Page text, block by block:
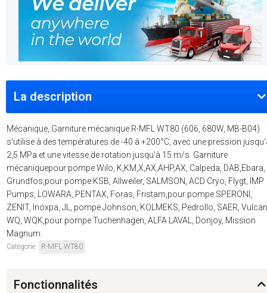
La description
Mécanique, Garniture mécanique R-MFL WT80 (606, 680W, MB-B04)
s'utilise à des températures de -40 à +200°C, avec une pression
2,5 MPa et une vitesse de rotation jusqu'à 15 m/s. Garniture
mécaniquepour pompe Wilo, K,KM,X,AX,AHP,AX, Calpeda, DAB,Ebara,
Grundfos,pour pompe KSB, Allweiler, SALMSON, ACD Cryo, Flygt, IMP
Pumps, LOWARA, PENTAX, Foras, Fristam,pour pompe SPERONI,
ZENIT, Inoxpa, JL, pompe Johnson, KOLMEKS, Pedrollo, SAER,
WQ, WQK,pour pompe Tuchenhagen, ALFA LAVAL, Donjoy, Mission
Magnum.
Catégorie: R-MFL WT80
Fonctionnalités